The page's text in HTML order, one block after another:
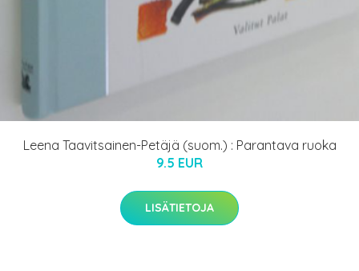
Leena Taavitsainen-Petäjä (suom.) : Parantava ruoka
9.5 EUR
LISÄTIETOJA